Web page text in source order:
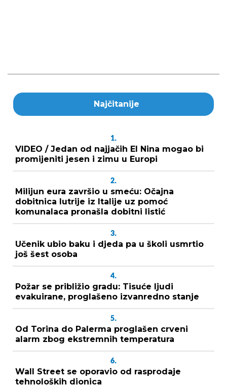
Najčitanije
1.
VIDEO / Jedan od najjačih El Nina mogao bi
promijeniti jesen i zimu u Europi
2.
Milijun eura završio u smeću: Očajna
dobitnica lutrije iz Italije uz pomoć
komunalaca pronašla dobitni listić
3.
Učenik ubio baku i djeda pa u školi usmrtio
još šest osoba
4.
Požar se približio gradu: Tisuće ljudi
evakuirane, proglašeno izvanredno stanje
5.
Od Torina do Palerma proglašen crveni
alarm zbog ekstremnih temperatura
6.
Wall Street se oporavio od rasprodaje
tehnoloških dionica